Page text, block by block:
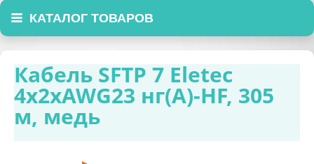
КАТАЛОГ ТОВАРОВ
Кабель SFTP 7 Eletec
4x2xAWG23 нг(А)-HF, 305
м, медь